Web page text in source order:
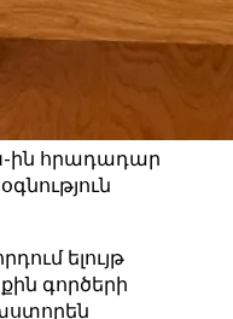
ին հրադադար
ելույթ
գործերի